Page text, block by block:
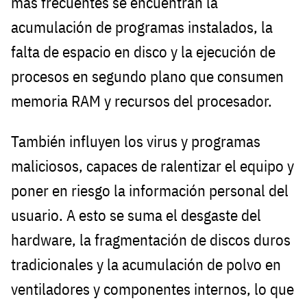
acumulación de programas instalados, la
falta de espacio en disco y la ejecución de
procesos en segundo plano que consumen
memoria RAM y recursos del procesador.
También influyen los virus y programas
maliciosos, capaces de ralentizar el equipo y
poner en riesgo la información personal del
usuario. A esto se suma el desgaste del
hardware, la fragmentación de discos duros
tradicionales y la acumulación de polvo en
ventiladores y componentes internos, lo que